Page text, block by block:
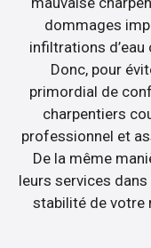
dommages
infiltrations
Donc, pour
primordial de
charpentiers
professionnel et
De la même
leurs services
stabilité de votre